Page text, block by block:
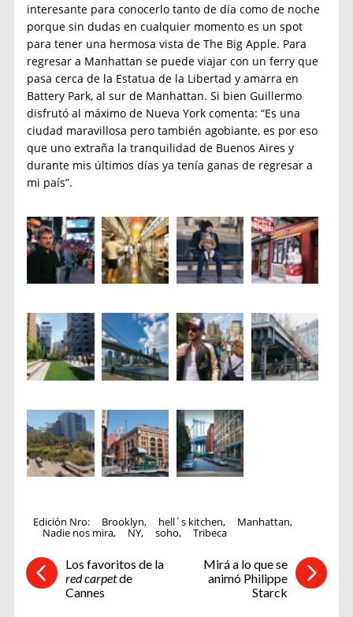
interesante para conocerlo tanto de día como de noche
porque sin dudas en cualquier momento es un spot
para tener una hermosa vista de The Big Apple. Para
regresar a Manhattan se puede viajar con un ferry que
pasa cerca de la Estatua de la Libertad y amarra en
Battery Park, al sur de Manhattan. Si bien Guillermo
disfrutó al máximo de Nueva York comenta: “Es una
ciudad maravillosa pero también agobiante, es por eso
que uno extraña la tranquilidad de Buenos Aires y
durante mis últimos días ya tenía ganas de regresar a
mi país”.
Edición Nro: Brooklyn, hell´s kitchen, Manhattan,
Nadie nos mira, NY, soho, Tribeca
Los favoritos de la
red carpetde
Cannes
Mirá a lo que se
animó Philippe
Starck